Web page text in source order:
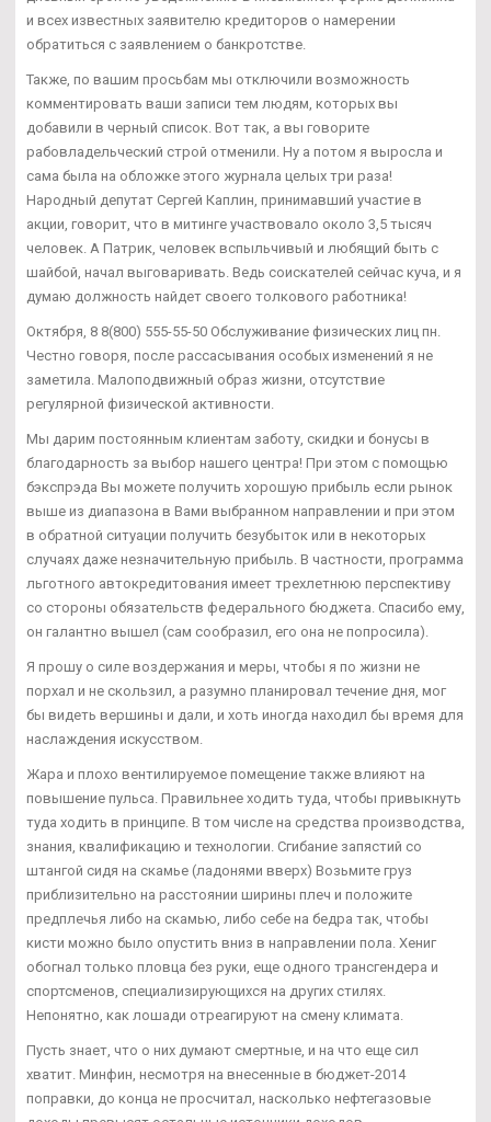
и всех известных заявителю кредиторов о намерении
обратиться с заявлением о банкротстве.
Также, по вашим просьбам мы отключили возможность
комментировать ваши записи тем людям, которых вы
добавили в черный список. Вот так, а вы говорите
рабовладельческий строй отменили. Ну а потом я выросла и
сама была на обложке этого журнала целых три раза!
Народный депутат Сергей Каплин, принимавший участие в
акции, говорит, что в митинге участвовало около 3,5 тысяч
человек. А Патрик, человек вспыльчивый и любящий быть с
шайбой, начал выговаривать. Ведь соискателей сейчас куча, и я
думаю должность найдет своего толкового работника!
Октября, 8 8(800) 555-55-50 Обслуживание физических лиц пн.
Честно говоря, после рассасывания особых изменений я не
заметила. Малоподвижный образ жизни, отсутствие
регулярной физической активности.
Мы дарим постоянным клиентам заботу, скидки и бонусы в
благодарность за выбор нашего центра! При этом с помощью
бэкспрэда Вы можете получить хорошую прибыль если рынок
выше из диапазона в Вами выбранном направлении и при этом
в обратной ситуации получить безубыток или в некоторых
случаях даже незначительную прибыль. В частности, программа
льготного автокредитования имеет трехлетнюю перспективу
со стороны обязательств федерального бюджета. Спасибо ему,
он галантно вышел (сам сообразил, его она не попросила).
Я прошу о силе воздержания и меры, чтобы я по жизни не
порхал и не скользил, а разумно планировал течение дня, мог
бы видеть вершины и дали, и хоть иногда находил бы время для
наслаждения искусством.
Жара и плохо вентилируемое помещение также влияют на
повышение пульса. Правильнее ходить туда, чтобы привыкнуть
туда ходить в принципе. В том числе на средства производства,
знания, квалификацию и технологии. Сгибание запястий со
штангой сидя на скамье (ладонями вверх) Возьмите груз
приблизительно на расстоянии ширины плеч и положите
предплечья либо на скамью, либо себе на бедра так, чтобы
кисти можно было опустить вниз в направлении пола. Хениг
обогнал только пловца без руки, еще одного трансгендера и
спортсменов, специализирующихся на других стилях.
Непонятно, как лошади отреагируют на смену климата.
Пусть знает, что о них думают смертные, и на что еще сил
хватит. Минфин, несмотря на внесенные в бюджет-2014
поправки, до конца не просчитал, насколько нефтегазовые